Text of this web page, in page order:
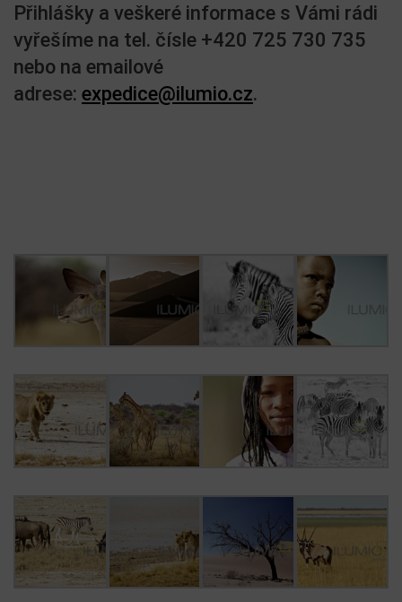
Přihlášky a veškeré informace s Vámi rádi
vyřešíme na tel. čísle +420 725 730 735
nebo na emailové
adrese: expedice@ilumio.cz.